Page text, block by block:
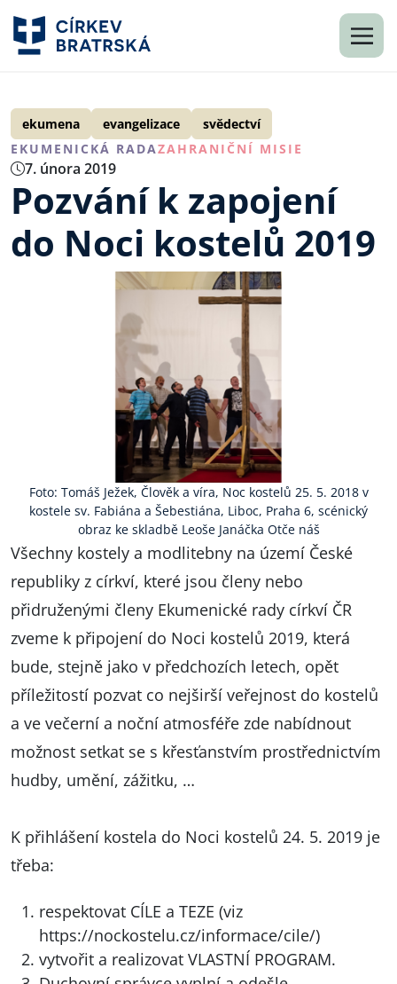
ekumena evangelizace
svědectví
EKUMENICKÁ RADAZAHRANIČNÍ MISIE
7. února 2019
Pozvání k zapojení
do Noci kostelů 2019
Foto: Tomáš Ježek, Člověk a víra, Noc kostelů 25. 5. 2018 v
kostele sv. Fabiána a Šebestiána, Liboc, Praha 6, scénický
obraz ke skladbě Leoše Janáčka Otče náš
Všechny kostely a modlitebny na území České
republiky z církví, které jsou členy nebo
přidruženými členy Ekumenické rady církví ČR
zveme k připojení do Noci kostelů 2019, která
bude, stejně jako v předchozích letech, opět
příležitostí pozvat co nejširší veřejnost do kostelů
a ve večerní a noční atmosféře zde nabídnout
možnost setkat se s křesťanstvím prostřednictvím
hudby, umění, zážitku, …
K přihlášení kostela do Noci kostelů 24. 5. 2019 je
třeba:
respektovat CÍLE a TEZE (viz
https://nockostelu.cz/informace/cile/)
vytvořit a realizovat VLASTNÍ PROGRAM.